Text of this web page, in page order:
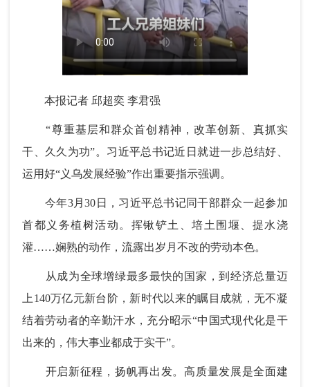
本报记者 邱超奕 李君强
“尊重基层和群众首创精神，改革创新、真抓实
干、久久为功”。习近平总书记近日就进一步总结好、
运用好“义乌发展经验”作出重要指示强调。
今年3月30日，习近平总书记同干部群众一起参加
首都义务植树活动。挥锹铲土、培土围堰、提水浇
灌……娴熟的动作，流露出岁月不改的劳动本色。
从成为全球增绿最多最快的国家，到经济总量迈
上140万亿元新台阶，新时代以来的瞩目成就，无不凝
结着劳动者的辛勤汗水，充分昭示“中国式现代化是干
出来的，伟大事业都成于实干”。
开启新征程，扬帆再出发。高质量发展是全面建